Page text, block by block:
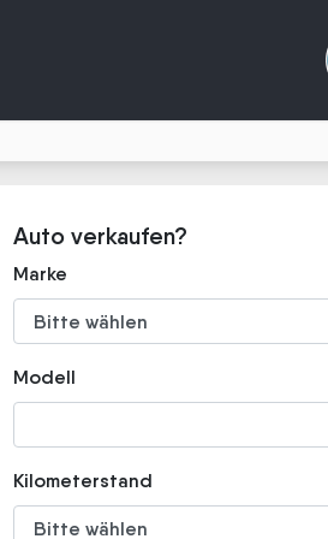
Auto verkaufen?
Marke
Modell
Kilometerstand